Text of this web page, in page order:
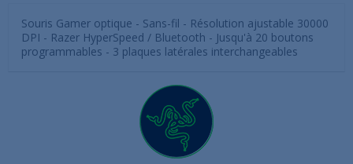
Souris Gamer optique - Sans-fil - Résolution ajustable 30000
DPI - Razer HyperSpeed / Bluetooth - Jusqu'à 20 boutons
programmables - 3 plaques latérales interchangeables